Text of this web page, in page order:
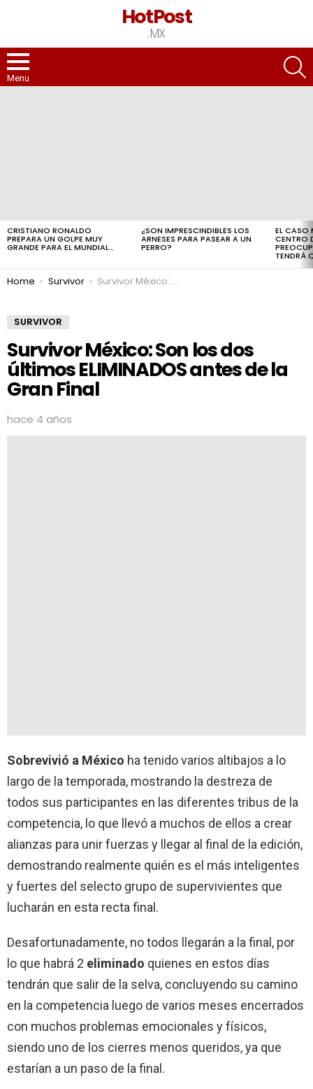
HotPost
.MX
Menu
CRISTIANO RONALDO
PREPARA UN GOLPE MUY
GRANDE PARA EL MUNDIAL…
¿SON IMPRESCINDIBLES LOS
ARNESES PARA PASEAR A UN
PERRO?
EL CASO
CENTRO
TENDRÁ
You are here:
Home Survivor Survivor México: Son los dos últimos ELIMINADOS antes de la Gran Final
SURVIVOR
Survivor México: Son los dos
últimos ELIMINADOS antes de la
Gran Final
hace 4 años
Sobrevivió a México ha tenido varios altibajos a lo
largo de la temporada, mostrando la destreza de
todos sus participantes en las diferentes tribus de la
competencia, lo que llevó a muchos de ellos a crear
alianzas para unir fuerzas y llegar al final de la edición,
demostrando realmente quién es el más inteligentes
y fuertes del selecto grupo de supervivientes que
lucharán en esta recta final.
Desafortunadamente, no todos llegarán a la final, por
lo que habrá 2 eliminado quienes en estos días
tendrán que salir de la selva, concluyendo su camino
en la competencia luego de varios meses encerrados
con muchos problemas emocionales y físicos,
siendo uno de los cierres menos queridos, ya que
estarían a un paso de la final.